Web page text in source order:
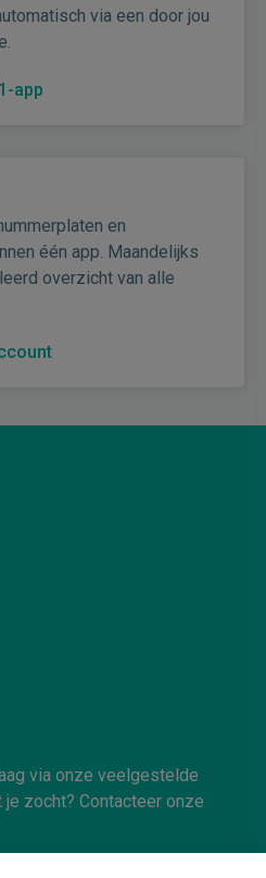
via een door jou
app
en
één app. Maandelijks
overzicht van alle
via onze veelgestelde
zocht? Contacteer onze